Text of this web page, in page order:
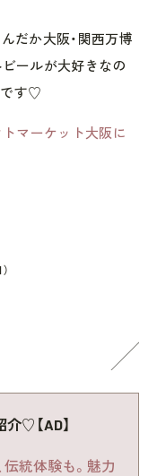
だか大阪・関西万博
ールが大好きなの
です♡
トマーケット大阪に
♡【AD】
統体験も。魅力